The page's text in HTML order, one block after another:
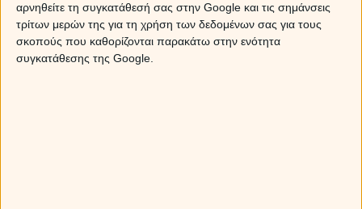
αρνηθείτε τη συγκατάθεσή σας στην Google και τις σημάνσεις
τρίτων μερών της για τη χρήση των δεδομένων σας για τους
σκοπούς που καθορίζονται παρακάτω στην ενότητα
συγκατάθεσης της Google.
Ωστόσο,δεν είναι εποχή ούτε για την έναρξη νέων
σχέσεων, αλλά ούτε για την επισημοποίηση τους ή για
γάμο!Είναι όμως η κατάλληλη στιγμή για να στείλεις